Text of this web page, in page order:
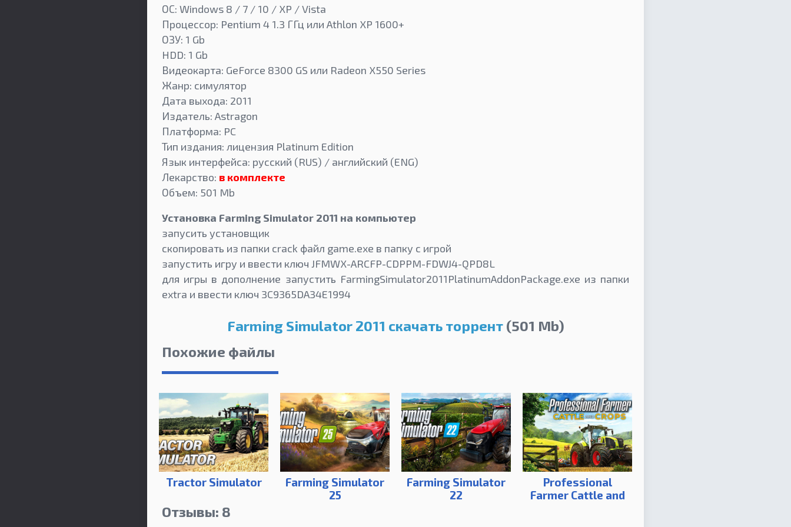
ОС: Windows 8 / 7 / 10 / XP / Vista
Процессор: Pentium 4 1.3 ГГц или Athlon XP 1600+
ОЗУ: 1 Gb
HDD: 1 Gb
Видеокарта: GeForce 8300 GS или Radeon X550 Series
Жанр: симулятор
Дата выхода: 2011
Издатель: Astragon
Платформа: PC
Тип издания: лицензия Platinum Edition
Язык интерфейса: русский (RUS) / английский (ENG)
Лекарство: в комплекте
Объем: 501 Mb
Установка Farming Simulator 2011 на компьютер
запусить установщик
скопировать из папки crack файл game.exe в папку с игрой
запустить игру и ввести ключ JFMWX-ARCFP-CDPPM-FDWJ4-QPD8L
для игры в дополнение запустить FarmingSimulator2011PlatinumAddonPackage.exe из папки
extra и ввести ключ 3C9365DA34E1994
Farming Simulator 2011 скачать торрент(501 Mb)
Похожие файлы
Tractor Simulator
Farming Simulator
25
Farming Simulator
22
Professional
Farmer Cattle and
Отзывы: 8